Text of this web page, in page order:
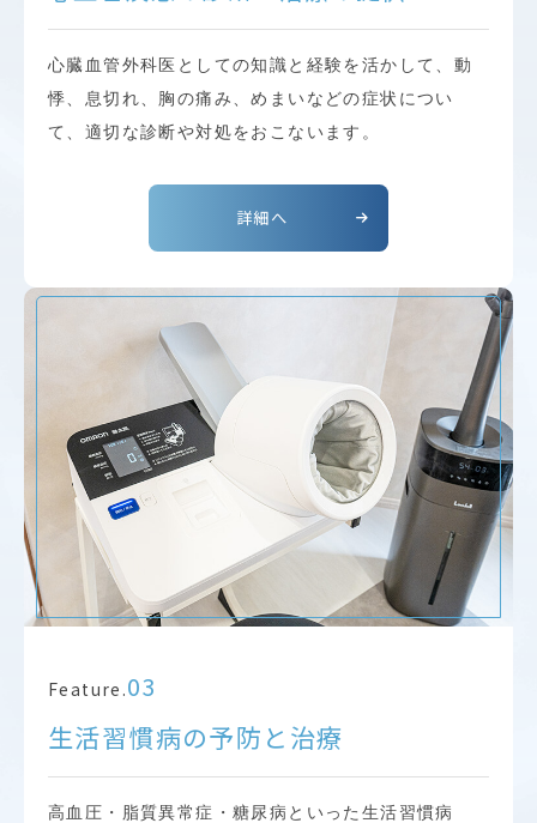
心臓血管外科医としての知識と経験を活かして、動
悸、息切れ、胸の痛み、めまいなどの症状につい
て、適切な診断や対処をおこないます。
詳細へ
Feature.03
生活習慣病の予防と治療
高血圧・脂質異常症・糖尿病といった生活習慣病